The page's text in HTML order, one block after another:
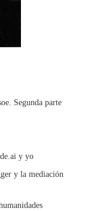
Segunda parte
y yo
y la mediación